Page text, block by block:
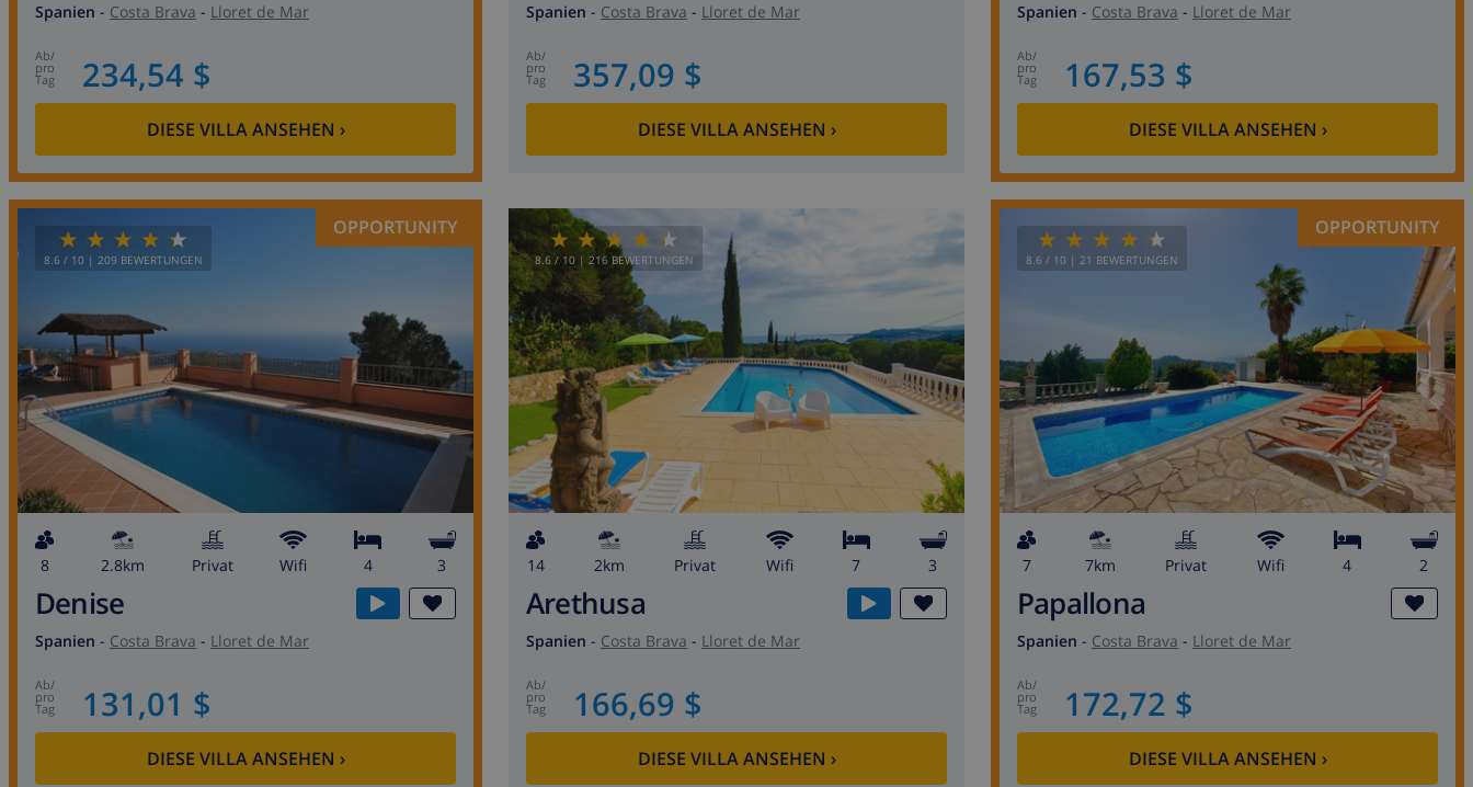
Spanien - Costa Brava - Lloret de Mar
ab/
pro
Tag 234,54 $
DIESE VILLA ANSEHEN ›
Spanien - Costa Brava - Lloret de Mar
ab/
pro
Tag 357,09 $
DIESE VILLA ANSEHEN ›
Spanien - Costa Brava - Lloret de Mar
ab/
pro
Tag 167,53 $
DIESE VILLA ANSEHEN ›
8.6 / 10 | 209 BEWERTUNGEN
OPPORTUNITY
8 2.8km Privat wifi 4 3
Denise
Spanien - Costa Brava - Lloret de Mar
ab/
pro
Tag 131,01 $
DIESE VILLA ANSEHEN ›
8.6 / 10 | 216 BEWERTUNGEN
14 2km Privat wifi 7 3
Arethusa
Spanien - Costa Brava - Lloret de Mar
ab/
pro
Tag 166,69 $
DIESE VILLA ANSEHEN ›
8.6 / 10 | 21 BEWERTUNGEN
OPPORTUNITY
7 7km Privat wifi 4 2
Papallona
Spanien - Costa Brava - Lloret de Mar
ab/
pro
Tag 172,72 $
DIESE VILLA ANSEHEN ›